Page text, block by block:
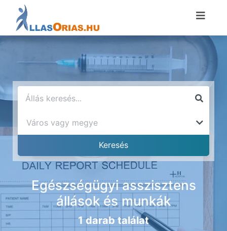
Egészségügyi asszisztens
állások és munkák
1 darab találat